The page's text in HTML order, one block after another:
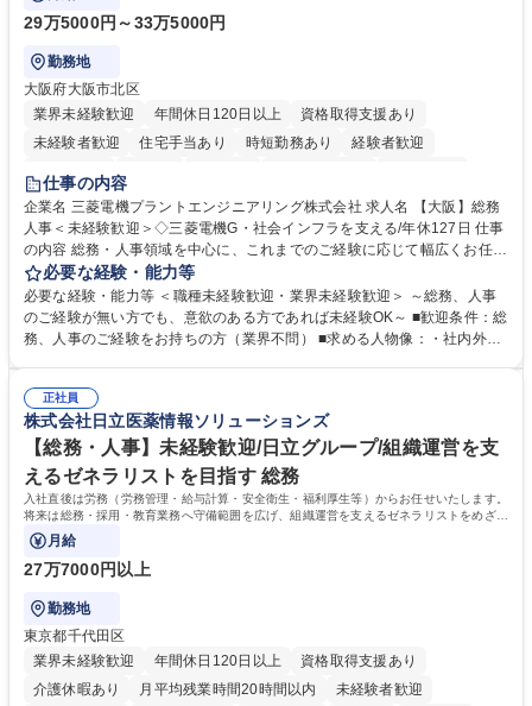
29万5000円～33万5000円
勤務地
大阪府大阪市北区
業界未経験歓迎
年間休日120日以上
資格取得支援あり
未経験者歓迎
住宅手当あり 時短勤務あり
経験者歓迎
退職金あり
駅近5分以内
土日祝休み 服装自由 寮・社宅あり 食事補助あり
仕事の内容
企業名 三菱電機プラントエンジニアリング株式会社 求人名 【大阪】総務
人事＜未経験歓迎＞◇三菱電機G・社会インフラを支える/年休127日 仕事
の内容 総務・人事領域を中心に、これまでのご経験に応じて幅広くお任せ
します。 ＜具体的には＞ ・総務/人事労務（給与・社保・勤怠管理など）
・採用・教育研修 ・福利厚生運用 など ※基本的には事務所勤務ですが、
採用や教育等の業務内容により、関西圏以外への日帰り・宿泊を伴う国内
出張もございます。 ※担当業務を持ちつつ、お互いに助け合いながら、総
必要な経験・能力等
必要な経験・能力等 ＜職種未経験歓迎・業界未経験歓迎＞ ～総務、人事
のご経験が無い方でも、意欲のある方であれば未経験OK～ ■歓迎条件：総
務、人事のご経験をお持ちの方（業界不問） ■求める人物像：・社内外の
正社員
株式会社日立医薬情報ソリューションズ
【総務・人事】未経験歓迎/日立グループ/組織運営を支
えるゼネラリストを目指す 総務
入社直後は労務（労務管理・給与計算・安全衛生・福利厚生等）からお任せいたします。
将来は総務・採用・教育業務へ守備範囲を広げ、組織運営を支えるゼネラリストをめざせ
ます。
月給
27万7000円以上
勤務地
東京都千代田区
業界未経験歓迎
年間休日120日以上
資格取得支援あり
介護休暇あり
月平均残業時間20時間以内 未経験者歓迎